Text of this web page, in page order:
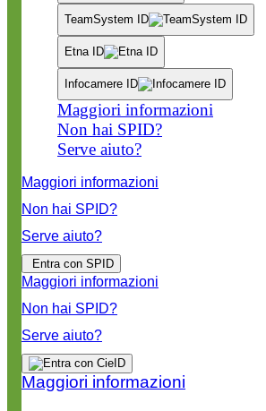
TeamSystem ID
Etna ID
Infocamere ID
Maggiori informazioni
Non hai SPID?
Serve aiuto?
Maggiori informazioni
Non hai SPID?
Serve aiuto?
Entra con SPID
Maggiori informazioni
Non hai SPID?
Serve aiuto?
Maggiori informazioni